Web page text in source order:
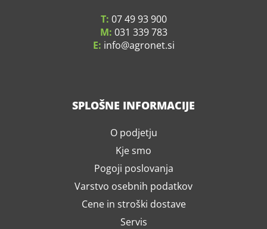
T: 07 49 93 900
M: 031 339 783
E: info agronet.si
SPLOŠNE INFORMACIJE
O podjetju
Kje smo
Pogoji poslovanja
Varstvo osebnih podatkov
Cene in stroški dostave
Servis